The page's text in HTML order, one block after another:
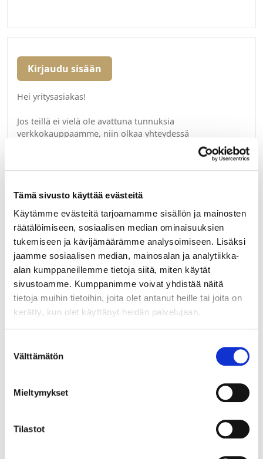
Tämä sivusto käyttää evästeitä
Käytämme evästeitä tarjoamamme sisällön ja mainosten
räätälöimiseen, sosiaalisen median ominaisuuksien
tukemiseen ja kävijämäärämme analysoimiseen. Lisäksi
jaamme sosiaalisen median, mainosalan ja analytiikka-
alan kumppaneillemme tietoja siitä, miten käytät
sivustoamme. Kumppanimme voivat yhdistää näitä
tietoja muihin tietoihin, joita olet antanut heille tai joita on
kerätty, kun olet käyttänyt heidän palvelujaan.
valinta
Välttämätön
Mieltymykset
Tilastot
Kirjaudu sisään
Hei yritysasiakas!
Jos teillä ei vielä ole avattuna tunnuksia
verkkokauppaamme, niin olkaa yhteydessä
100
Yksikkö:
kpl
Minimi toimituserä: 1